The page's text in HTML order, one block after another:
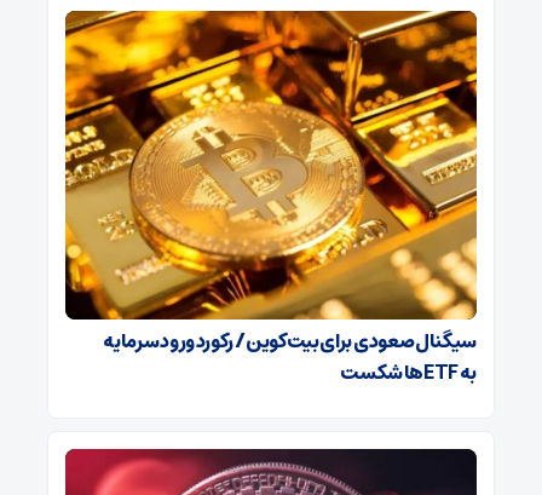
سیگنال صعودی برای بیت‌کوین / رکورد ورود سرمایه
به ETFها شکست